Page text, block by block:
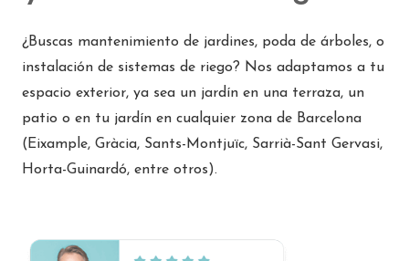
¿Buscas mantenimiento de jardines, poda de árboles, o
instalación de sistemas de riego? Nos adaptamos a tu
espacio exterior, ya sea un jardín en una terraza, un
patio o en tu jardín en cualquier zona de Barcelona
(Eixample, Gràcia, Sants-Montjuïc, Sarrià-Sant Gervasi,
Horta-Guinardó, entre otros).